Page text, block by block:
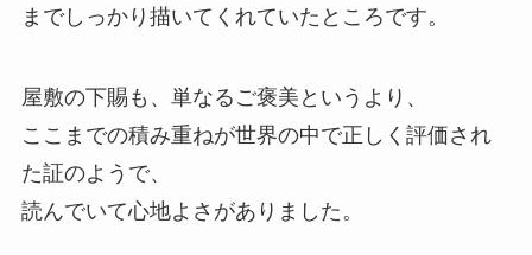
までしっかり描いてくれていたところです。
屋敷の下賜も、 単なるご褒美というより、
ここまでの積み重ねが世界の中で正しく評価され
た証のようで、
読んでいて心地よさがありました。